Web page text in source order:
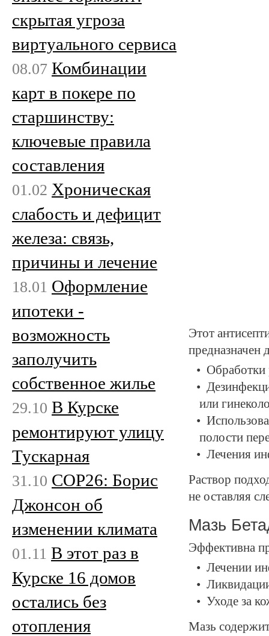
Этот
предназначен
Обработки
или
полости
Лечения
Раствор
не оставляя
Мазь
Эффективна
Лечении
Уходе за
Мазь
скрытая угроза
виртуального сервиса
08.07 Комбинации
карт в покере по
старшинству:
ключевые правила
составления
01.02 Хроническая
слабость и дефицит
железа: связь,
причины и лечение
18.01 Оформление
ипотеки -
возможность
заполучить
собственное жилье
29.10 В Курске
ремонтируют улицу
Тускарная
31.10 COP26: Борис
Джонсон об
изменении климата
01.11 В этот раз в
Курске 16 домов
остались без
отопления